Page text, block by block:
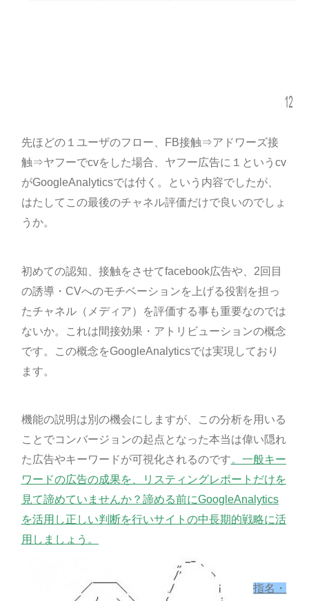
先ほどの１ユーザのフロー、FB接触⇒アドワーズ接
触⇒ヤフーでcvをした場合、ヤフー広告に１というcv
がGoogleAnalyticsでは付く。という内容でしたが、
はたしてこの最後のチャネル評価だけで良いのでしょ
うか。
初めての認知、接触をさせてfacebook広告や、2回目
の誘導・CVへのモチベーションを上げる役割を担っ
たチャネル（メディア）を評価する事も重要なのでは
ないか。これは間接効果・アトリビューションの概念
です。この概念をGoogleAnalyticsでは実現しており
ます。
機能の説明は別の機会にしますが、この分析を用いる
ことでコンバージョンの起点となった本当は偉い隠れ
た広告やキーワードが可視化されるのです。一般キー
ワードの広告の成果を、リスティングレポートだけを
見て諦めていませんか？諦める前にGoogleAnalytics
を活用し正しい判断を行いサイトの中長期的戦略に活
用しましょう。
指名・